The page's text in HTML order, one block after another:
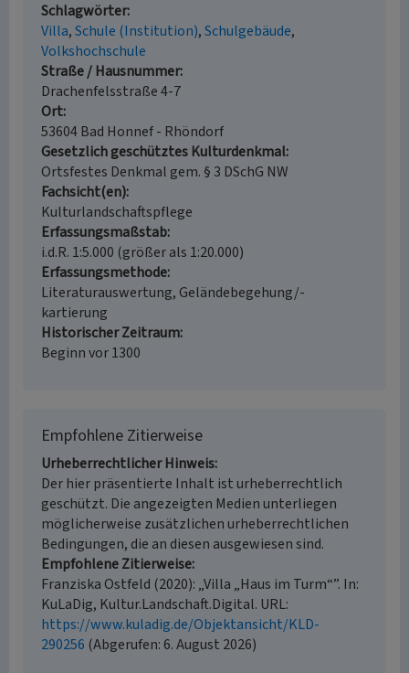
Schlagwörter
Villa Schule (Institution) Schulgebäude
Volkshochschule
Straße / Hausnummer
Drachenfelsstraße 4-7
Ort
53604 Bad Honnef - Rhöndorf
Gesetzlich geschütztes Kulturdenkmal
Ortsfestes Denkmal gem. § 3 DSchG NW
Fachsicht(en)
Kulturlandschaftspflege
Erfassungsmaßstab
i.d.R. 1:5.000 (größer als 1:20.000)
Erfassungsmethode
Literaturauswertung, Geländebegehung/-
kartierung
Historischer Zeitraum
Beginn vor 1300
Empfohlene Zitierweise
Urheberrechtlicher Hinweis
Der hier präsentierte Inhalt ist urheberrechtlich
geschützt. Die angezeigten Medien unterliegen
möglicherweise zusätzlichen urheberrechtlichen
Bedingungen, die an diesen ausgewiesen sind.
Empfohlene Zitierweise
Franziska Ostfeld (2020): „Villa „Haus im Turm“”. In:
KuLaDig, Kultur.Landschaft.Digital. URL:
https://www.kuladig.de/Objektansicht/KLD-
290256 (Abgerufen: 6. August 2026)